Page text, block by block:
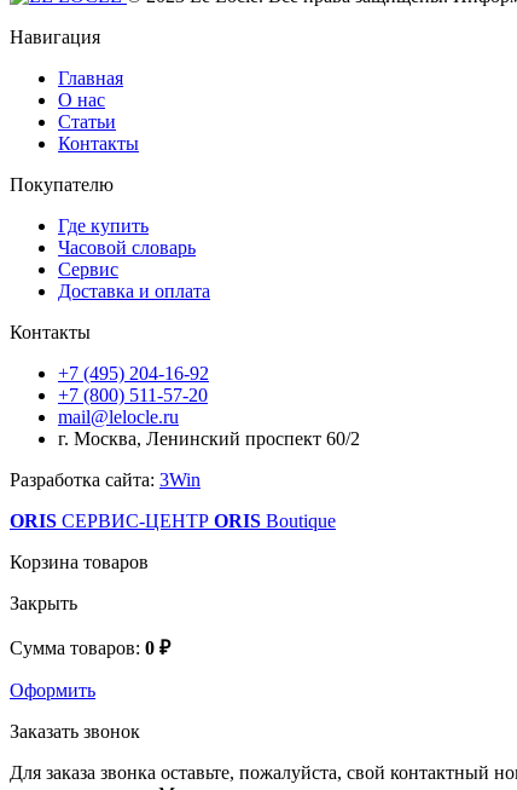
Навигация
Главная
О нас
Статьи
Контакты
Покупателю
Где купить
Часовой словарь
Сервис
Доставка и оплата
Контакты
+7 (495) 204-16-92
+7 (800) 511-57-20
mail@lelocle.ru
г. Москва, Ленинский проспект 60/2
Разработка сайта: 3Win
ORIS СЕРВИС-ЦЕНТР ORIS Boutique
Корзина товаров
Закрыть
Сумма товаров: 0 ₽
Оформить
Заказать звонок
Для заказа звонка оставьте, пожалуйста, свой контактный